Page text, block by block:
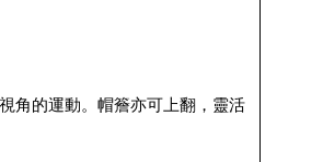
角的運動。帽簷亦可上翻，靈活